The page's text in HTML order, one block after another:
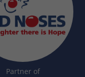
Partner of